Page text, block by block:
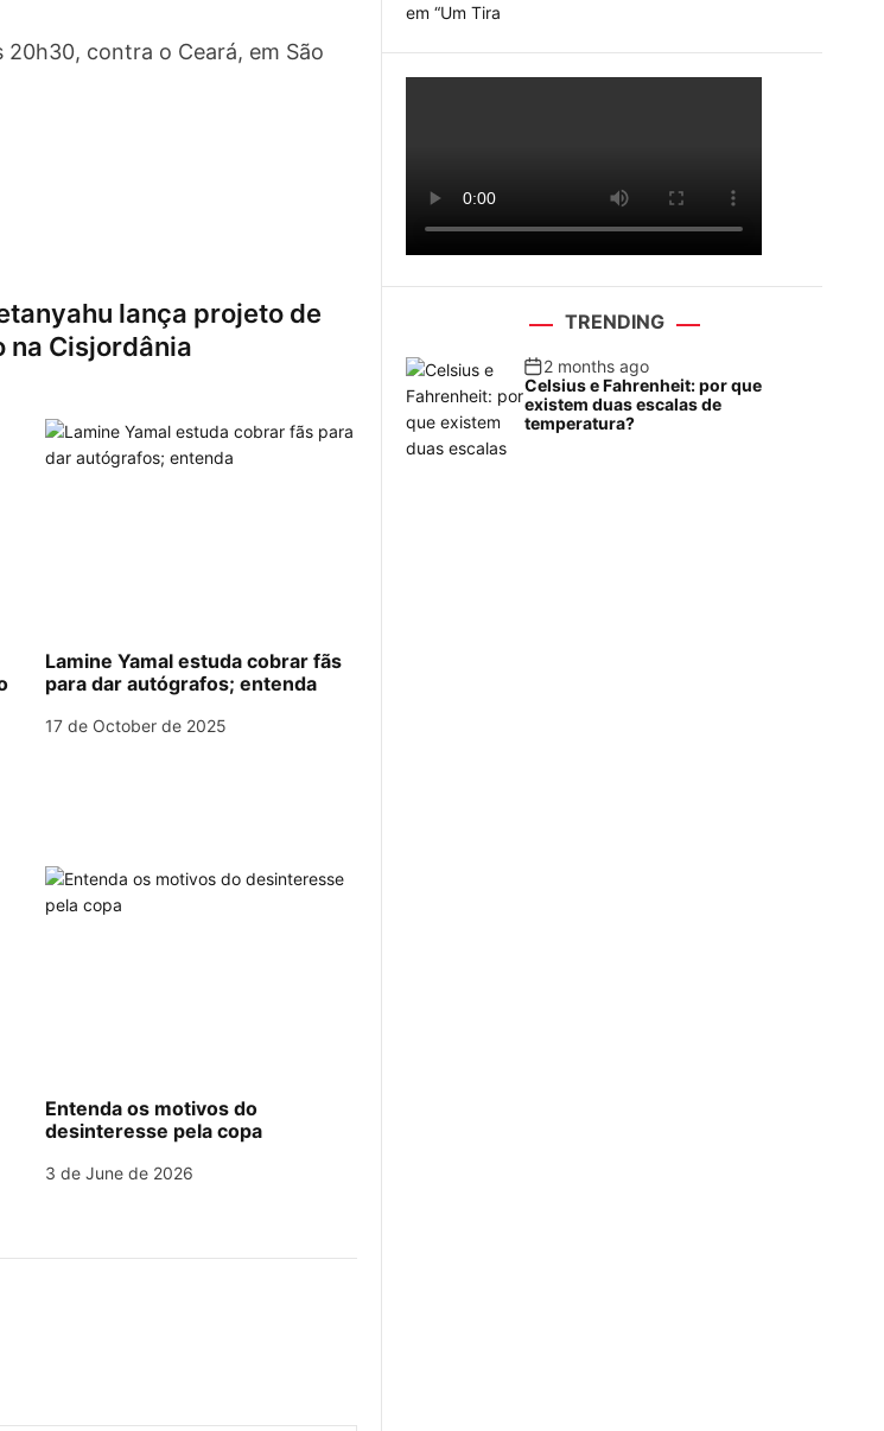
contra o Ceará, em São
lança projeto de
na Cisjordânia
Lamine Yamal estuda cobrar fãs
para dar autógrafos; entenda
17 de October de 2025
Entenda os motivos do
desinteresse pela copa
3 de June de 2026
TRENDING
2 months ago
Celsius e Fahrenheit: por que
existem duas escalas de
temperatura?